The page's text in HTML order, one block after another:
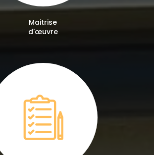
Maitrise
d'œuvre